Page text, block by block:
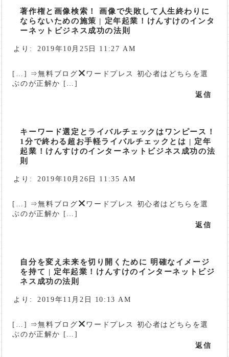
著作権と画像検索！ 画像で失敗して人生終わりに
ならないための施策 | 定年起業！けんすけのインタ
ーネットビジネス成功の法則
より: 2019年10月25日 11:27 AM
[…] ⇒無料ブログ
ワードプレス 初心者はどちらを選
ぶのが正解か […]
返信
キーワード選定とライバルチェックはワンピース！
1分で終わる超お手軽ライバルチェックとは | 定年
起業！けんすけのインターネットビジネス成功の法
則
より: 2019年10月26日 11:35 AM
[…] ⇒無料ブログ
ワードプレス 初心者はどちらを選
ぶのが正解か […]
返信
自分を変え未来を切り開くために 明確なイメージ
を持て | 定年起業！けんすけのインターネットビジ
ネス成功の法則
より: 2019年11月2日 10:13 AM
[…] ⇒無料ブログ
ワードプレス 初心者はどちらを選
ぶのが正解か […]
返信